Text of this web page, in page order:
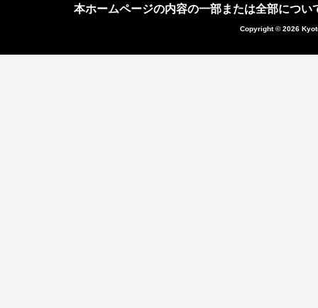
本ホームページの内容の一部または全部につ
Copyright © 2026